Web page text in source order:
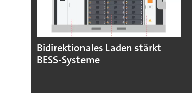
Bidirektionales Laden stärkt
BESS-Systeme